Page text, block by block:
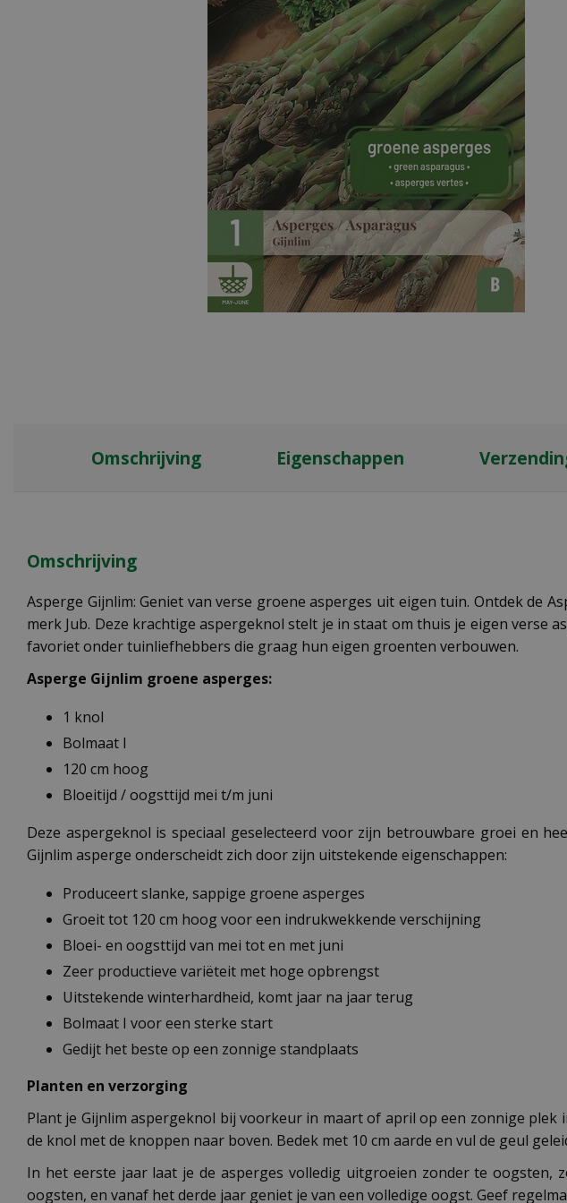
Omschrijving Eigenschappen
Omschrijving
Asperge Gijnlim: Geniet van verse groene asperges uit eigen tuin. Ontdek de
merk Jub. Deze krachtige aspergeknol stelt je in staat om thuis je eigen verse
favoriet onder tuinliefhebbers die graag hun eigen groenten verbouwen.
Asperge Gijnlim groene asperges:
1 knol
Bolmaat I
120 cm hoog
Bloeitijd / oogsttijd mei t/m juni
Deze aspergeknol is speciaal geselecteerd voor zijn betrouwbare groei en
Gijnlim asperge onderscheidt zich door zijn uitstekende eigenschappen:
Produceert slanke, sappige groene asperges
Groeit tot 120 cm hoog voor een indrukwekkende verschijning
Bloei- en oogsttijd van mei tot en met juni
Zeer productieve variëteit met hoge opbrengst
Uitstekende winterhardheid, komt jaar na jaar terug
Bolmaat I voor een sterke start
Gedijt het beste op een zonnige standplaats
Planten en verzorging
Plant je Gijnlim aspergeknol bij voorkeur in maart of april op een zonnige plek
de knol met de knoppen naar boven. Bedek met 10 cm aarde en vul de geul
In het eerste jaar laat je de asperges volledig uitgroeien zonder te oogsten,
oogsten, en vanaf het derde jaar geniet je van een volledige oogst. Geef